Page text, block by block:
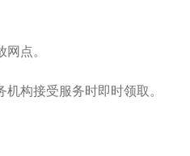
点。
构接受服务时即时领取。